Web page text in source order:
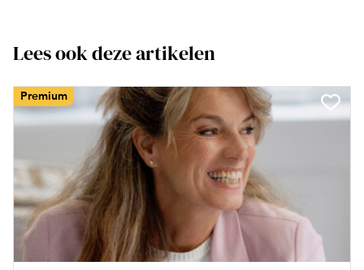
Lees ook deze artikelen
Premium